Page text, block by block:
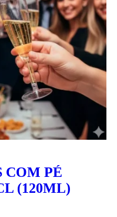
COM PÉ
(120ML)